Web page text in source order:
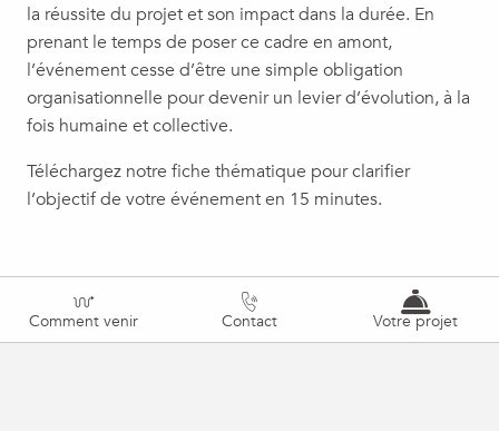
la réussite du projet et son impact dans la durée. En
prenant le temps de poser ce cadre en amont,
l’événement cesse d’être une simple obligation
organisationnelle pour devenir un levier d’évolution, à la
fois humaine et collective.
Téléchargez notre fiche thématique pour clarifier
l’objectif de votre événement en 15 minutes.
Comment venir Contact Votre projet